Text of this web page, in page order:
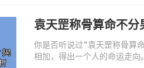
袁天罡称骨算命不
你是否听说过“袁天罡称骨算
相加，得出一个人的命运走